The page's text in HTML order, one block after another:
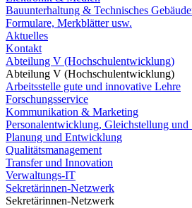
Bauunterhaltung & Technisches
Formulare, Merkblätter usw.
Aktuelles
Kontakt
Abteilung V (Hochschulentwicklung)
Abteilung V (Hochschulentwicklung)
Arbeitsstelle gute und innovative Lehre
Forschungsservice
Kommunikation & Marketing
Personalentwicklung, Gleichstellung
Planung und Entwicklung
Qualitätsmanagement
Transfer und Innovation
Verwaltungs-IT
Sekretärinnen-Netzwerk
Sekretärinnen-Netzwerk